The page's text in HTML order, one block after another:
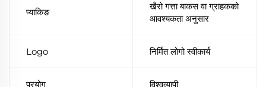
प्याकिङ
खैरो गत्ता बाकस वा ग्राहकको
आवश्यकता अनुसार
Logo निर्मित लोगो स्वीकार्य
प्रयोग विश्वव्यापी